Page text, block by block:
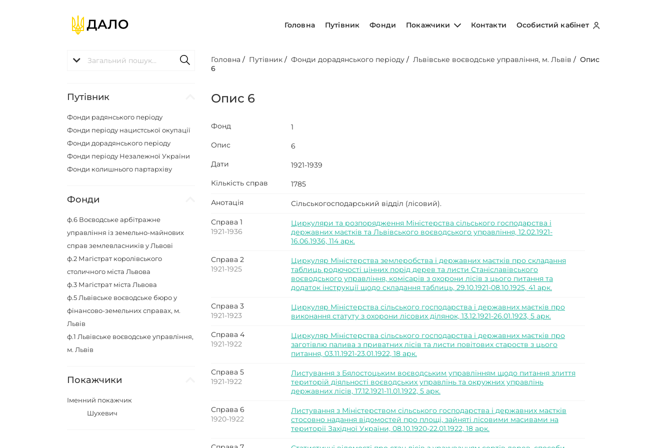
Головна Путівник Фонди Покажчики Контакти Особистий кабінет
Путівник
Фонди радянського періоду
Фонди періоду нацистської окупації
Фонди дорадянського періоду
Фонди періоду Незалежної України
Фонди колишнього партархіву
Фонди
ф.6 Воєводське арбітражне
управління із земельно-майнових
справ землевласників у Львові
ф.2 Магістрат королівського
столичного міста Львова
ф.3 Магістрат міста Львова
ф.5 Львівське воєводське бюро у
фінансово-земельних справах, м.
Львів
ф.1 Львівське воєводське управління,
м. Львів
Покажчики
Іменний покажчик
Шухевич
Головна / Путівник /Фонди дорадянського періоду /Львівське воєводське управління, м. Львів /Опис
6
Опис 6
Фонд
1
Опис
6
Дати
1921-1939
Кількість справ
1785
Анотація Сільськогосподарський відділ (лісовий).
Справа 1
1921-1936
Циркуляри та розпорядження Міністерства сільського господарства і
державних маєтків та Львівського воєводського управління, 12.02.1921-
16.06.1936, 114 арк.
Справа 2
1921-1925
Циркуляр Міністерства землеробства і державних маєтків про складання
таблиць родючості цінних порід дерев та листи Станіславівського
воєводського управління, комісарів з охорони лісів з цього питання та
додаток інструкції щодо складання таблиць, 29.10.1921-08.10.1925, 41 арк.
Справа 3
1921-1923
Циркуляр Міністерства сільського господарства і державних маєтків про
виконання статуту з охорони лісових ділянок, 13.12.1921-26.01.1923, 5 арк.
Справа 4
1921-1922
Циркуляр Міністерства сільського господарства і державних маєтків про
заготівлю палива з приватних лісів та листи повітових староств з цього
питання, 03.11.1921-23.01.1922, 18 арк.
Справа 5
1921-1922
Листування з Бялостоцьким воєводським управлінням щодо питання злиття
територій діяльності воєводських управлінь та окружних управлінь
державних лісів, 17.12.1921-11.01.1922, 5 арк.
Справа 6
1920-1922
Листування з Міністерством сільського господарства і державних маєтків
стосовно надання відомостей про площі, зайняті лісовими масивами на
території Західної України, 08.10.1920-22.01.1922, 18 арк.